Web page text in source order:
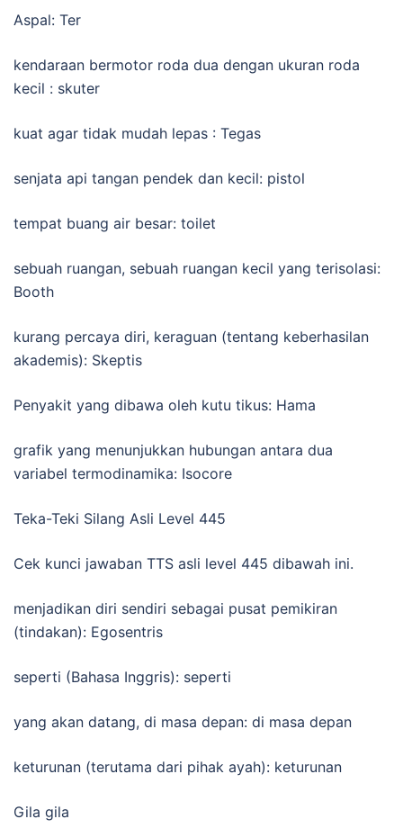
Aspal: Ter
kendaraan bermotor roda dua dengan ukuran roda
kecil : skuter
kuat agar tidak mudah lepas : Tegas
senjata api tangan pendek dan kecil: pistol
tempat buang air besar: toilet
sebuah ruangan, sebuah ruangan kecil yang terisolasi:
Booth
kurang percaya diri, keraguan (tentang keberhasilan
akademis): Skeptis
Penyakit yang dibawa oleh kutu tikus: Hama
grafik yang menunjukkan hubungan antara dua
variabel termodinamika: Isocore
Teka-Teki Silang Asli Level 445
Cek kunci jawaban TTS asli level 445 dibawah ini.
menjadikan diri sendiri sebagai pusat pemikiran
(tindakan): Egosentris
seperti (Bahasa Inggris): seperti
yang akan datang, di masa depan: di masa depan
keturunan (terutama dari pihak ayah): keturunan
Gila gila